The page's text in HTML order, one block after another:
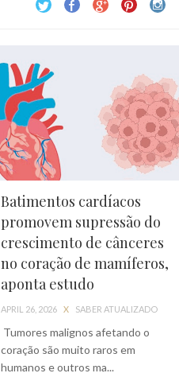
Batimentos cardíacos
promovem supressão do
crescimento de cânceres
no coração de mamíferos,
aponta estudo
APRIL 26, 2026 X SABER ATUALIZADO
Tumores malignos afetando o
coração são muito raros em
humanos e outros ma...